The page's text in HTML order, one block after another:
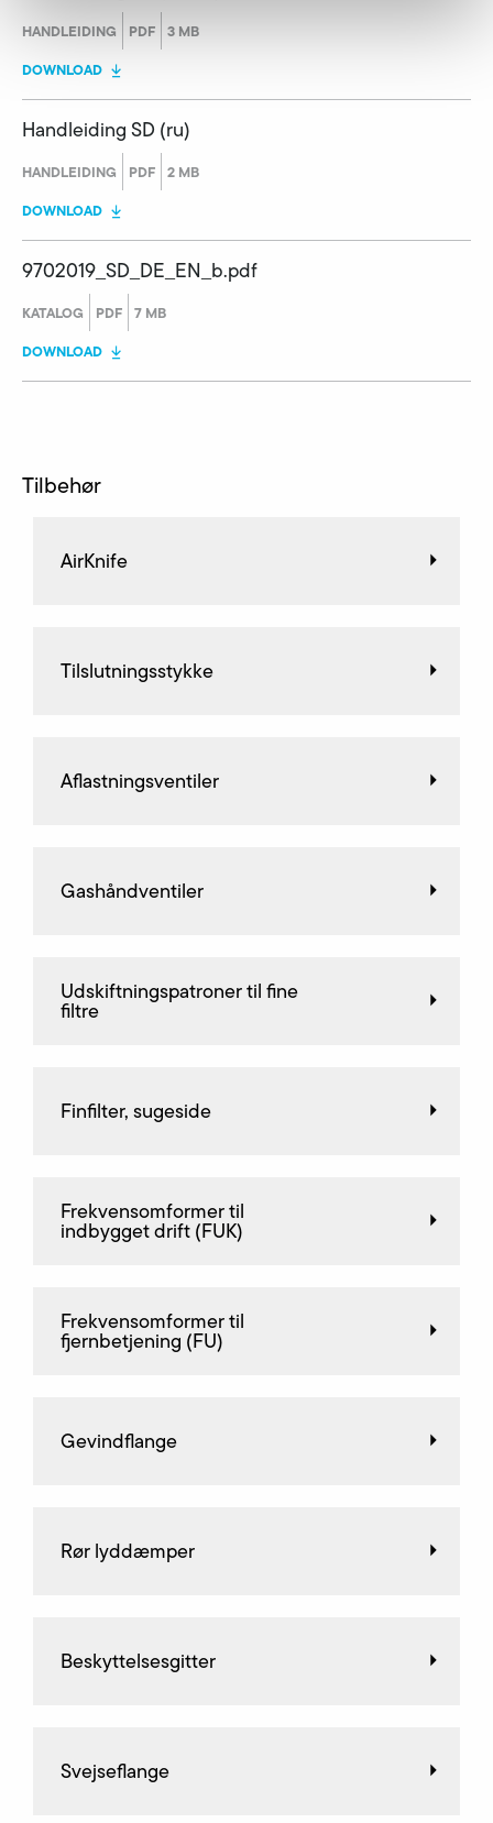
HANDLEIDING PDF 3 MB
DOWNLOAD
Handleiding SD (ru)
HANDLEIDING PDF 2 MB
DOWNLOAD
9702019_SD_DE_EN_b.pdf
KATALOG PDF 7 MB
DOWNLOAD
Tilbehør
AirKnife
Tilslutningsstykke
Aflastningsventiler
Gashåndventiler
Udskiftningspatroner til fine
filtre
Finfilter, sugeside
Frekvensomformer til
indbygget drift (FUK)
Frekvensomformer til
fjernbetjening (FU)
Gevindflange
Rør lyddæmper
Beskyttelsesgitter
Svejseflange